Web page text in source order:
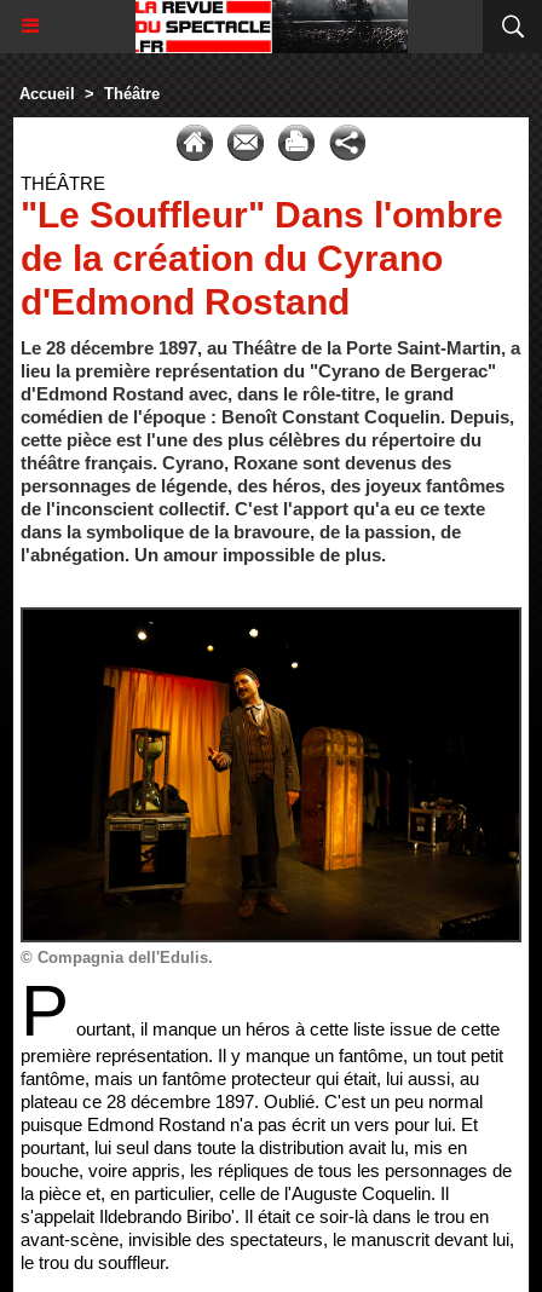
Accueil > Théâtre
THÉÂTRE
"Le Souffleur" Dans l'ombre
de la création du Cyrano
d'Edmond Rostand
Le 28 décembre 1897, au Théâtre de la Porte Saint-Martin, a
lieu la première représentation du "Cyrano de Bergerac"
d'Edmond Rostand avec, dans le rôle-titre, le grand
comédien de l'époque : Benoît Constant Coquelin. Depuis,
cette pièce est l'une des plus célèbres du répertoire du
théâtre français. Cyrano, Roxane sont devenus des
personnages de légende, des héros, des joyeux fantômes
de l'inconscient collectif. C'est l'apport qu'a eu ce texte
dans la symbolique de la bravoure, de la passion, de
l'abnégation. Un amour impossible de plus.
© Compagnia dell'Edulis.
P ourtant, il manque un héros à cette liste issue de cette
première représentation. Il y manque un fantôme, un tout petit
fantôme, mais un fantôme protecteur qui était, lui aussi, au
plateau ce 28 décembre 1897. Oublié. C'est un peu normal
puisque Edmond Rostand n'a pas écrit un vers pour lui. Et
pourtant, lui seul dans toute la distribution avait lu, mis en
bouche, voire appris, les répliques de tous les personnages de
la pièce et, en particulier, celle de l'Auguste Coquelin. Il
s'appelait Ildebrando Biribo'. Il était ce soir-là dans le trou en
avant-scène, invisible des spectateurs, le manuscrit devant lui,
le trou du souffleur.